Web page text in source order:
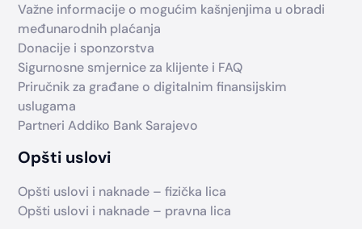
Važne informacije o mogućim kašnjenjima u obradi
međunarodnih plaćanja
Donacije i sponzorstva
Sigurnosne smjernice za klijente i FAQ
Priručnik za građane o digitalnim finansijskim
uslugama
Partneri Addiko Bank Sarajevo
Opšti uslovi
Opšti uslovi i naknade – fizička lica
Opšti uslovi i naknade – pravna lica